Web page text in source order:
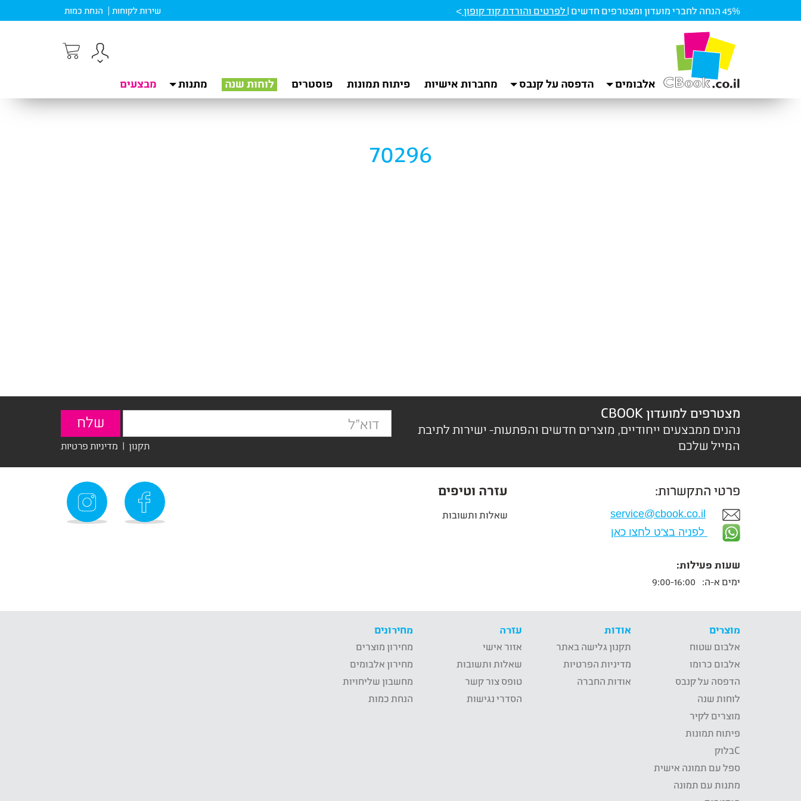
45% הנחה לחברי מועדון ומצטרפים חדשים | לפרטים והורדת קוד קופון> שירות לקוחות הנחת כמות
אלבומים הדפסה על קנבס מחברות אישיות פיתוח תמונות פוסטרים לוחות שנה מתנות מבצעים
70296
מצטרפים למועדון CBOOK
נהנים ממבצעים ייחודיים, מוצרים חדשים והפתעות- ישירות לתיבת
המייל שלכם
תקנון | מדיניות פרטיות
פרטי התקשרות:
service@cbook.co.il
לפניה בצ'ט לחצו כאן
שעות פעילות:
ימים א-ה:
עזרה וטיפים
שאלות ותשובות
מוצרים
אלבום שטוח
אלבום כרומו
הדפסה על קנבס
לוחות שנה
מוצרים לקיר
פיתוח תמונות
Cבלוק
ספל עם תמונה אישית
מתנות עם תמונה
אודות
תקנון גלישה באתר
מדיניות הפרטיות
אודות החברה
עזרה
אזור אישי
שאלות ותשובות
טופס צור קשר
הסדרי נגישות
מחירונים
מחירון מוצרים
מחירון אלבומים
מחשבון שליחויות
הנחת כמות